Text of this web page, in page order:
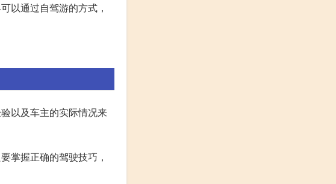
以通过自驾游的方式，
以及车主的实际情况来
掌握正确的驾驶技巧，